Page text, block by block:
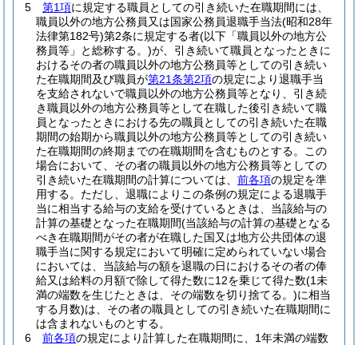
5
第1項に規定する職員としての引き続いた在職期間には、
職員以外の地方公務員又は国家公務員退職手当法(昭和28年
法律第182号)第2条に規定する者(以下「職員以外の地方公
務員等」と総称する。)が、引き続いて職員となったときに
おけるその者の職員以外の地方公務員等としての引き続い
た在職期間及び職員が第21条第2項の規定により退職手当
を支給されないで職員以外の地方公務員等となり、引き続
き職員以外の地方公務員等として在職した後引き続いて職
員となったときにおける先の職員としての引き続いた在職
期間の始期から職員以外の地方公務員等としての引き続い
た在職期間の終期までの在職期間を含むものとする。
この
場合において、その者の職員以外の地方公務員等としての
引き続いた在職期間の計算については、 前各項の規定を準
用する。 ただし、退職によりこの条例の規定による退職手
当に相当する給与の支給を受けているときは、当該給与の
計算の基礎となった在職期間(当該給与の計算の基礎となる
べき在職期間がその者が在職した国又は地方公共団体の退
職手当に関する規定において明確に定められていない場合
においては、当該給与の額を退職の日におけるその者の俸
給又は給料の月額で除して得た数に12を乗じて得た数(1未
満の端数を生じたときは、その端数を切り捨てる。)に相当
する月数)は、その者の職員としての引き続いた在職期間に
は含まれないものとする。
6
前各項の規定により計算した在職期間に、1年未満の端数